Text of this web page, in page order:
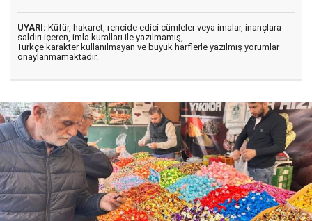
UYARI: Küfür, hakaret, rencide edici cümleler veya imalar, inançlara
saldırı içeren, imla kuralları ile yazılmamış,
Türkçe karakter kullanılmayan ve büyük harflerle yazılmış yorumlar
onaylanmamaktadır.